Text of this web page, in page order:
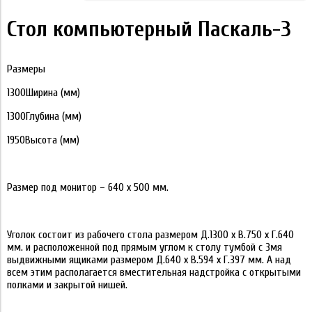
Стол компьютерный Паскаль-3
Размеры
1300Ширина (мм)
1300Глубина (мм)
1950Высота (мм)
Размер под монитор – 640 х 500 мм.
Уголок состоит из рабочего стола размером Д.1300 х В.750 х Г.640
мм. и расположенной под прямым углом к столу тумбой с 3мя
выдвижными ящиками размером Д.640 х В.594 х Г.397 мм. А над
всем этим располагается вместительная надстройка с открытыми
полками и закрытой нишей.